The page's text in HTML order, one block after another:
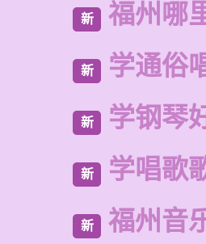
新 福州哪
新 学通俗
新 学钢琴
新 学唱歌
新 福州音